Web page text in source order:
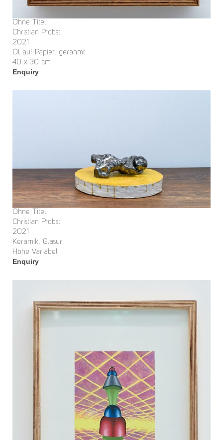
Ohne Titel
Christian Probst
2021
Öl auf Papier, gerahmt
40 x 30 cm
Enquiry
Ohne Titel
Christian Probst
2021
Keramik, Glasur
Höhe Variabel
Enquiry